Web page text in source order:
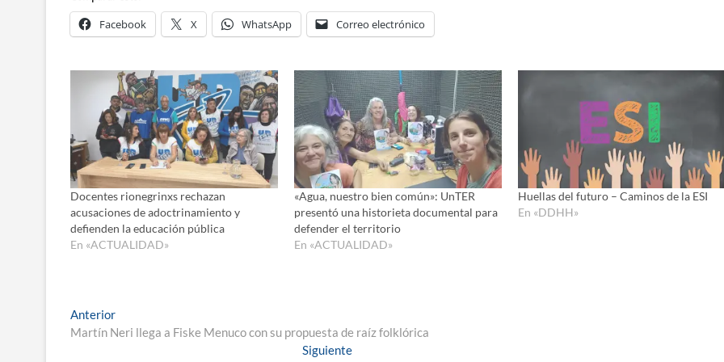
aumentar
volumen.
Facebook X WhatsApp Correo electrónico
Docentes rionegrinxs rechazan
acusaciones de adoctrinamiento y
defienden la educación pública
En «ACTUALIDAD»
«Agua, nuestro bien común»: UnTER
presentó una historieta documental para
defender el territorio
En «ACTUALIDAD»
Huellas del futuro – Caminos de la ESI
En «DDHH»
Navegación
de
AnteriorEntrada
anterior:
Martín Neri llega a Fiske Menuco con su propuesta de raíz folklórica
SiguienteEntrada